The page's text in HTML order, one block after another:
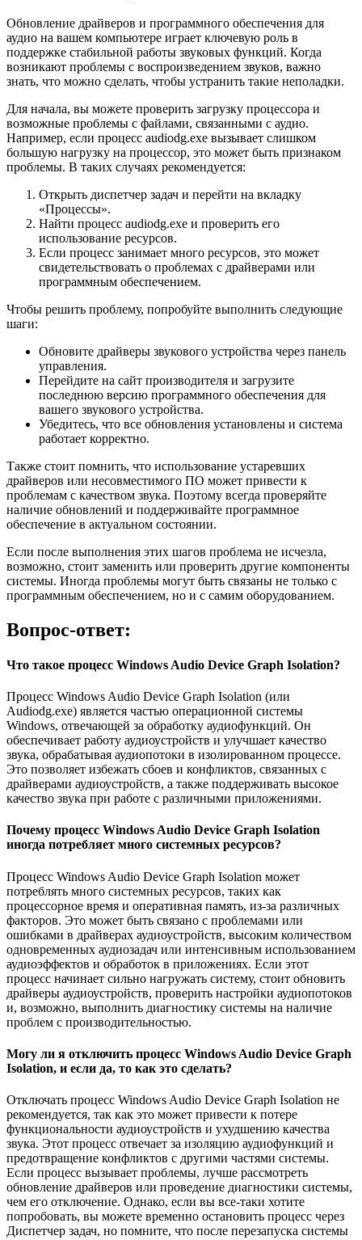
Обновление драйверов и программного обеспечения для
аудио на вашем компьютере играет ключевую роль в
поддержке стабильной работы звуковых функций. Когда
возникают проблемы с воспроизведением звуков, важно
знать, что можно сделать, чтобы устранить такие неполадки.
Для начала, вы можете проверить загрузку процессора и
возможные проблемы с файлами, связанными с аудио.
Например, если процесс audiodg.exe вызывает слишком
большую нагрузку на процессор, это может быть признаком
проблемы. В таких случаях рекомендуется:
Открыть диспетчер задач и перейти на вкладку
«Процессы».
Найти процесс audiodg.exe и проверить его
использование ресурсов.
Если процесс занимает много ресурсов, это может
свидетельствовать о проблемах с драйверами или
программным обеспечением.
Чтобы решить проблему, попробуйте выполнить следующие
шаги:
Обновите драйверы звукового устройства через панель
управления.
Перейдите на сайт производителя и загрузите
последнюю версию программного обеспечения для
вашего звукового устройства.
Убедитесь, что все обновления установлены и система
работает корректно.
Также стоит помнить, что использование устаревших
драйверов или несовместимого ПО может привести к
проблемам с качеством звука. Поэтому всегда проверяйте
наличие обновлений и поддерживайте программное
обеспечение в актуальном состоянии.
Если после выполнения этих шагов проблема не исчезла,
возможно, стоит заменить или проверить другие компоненты
системы. Иногда проблемы могут быть связаны не только с
программным обеспечением, но и с самим оборудованием.
Вопрос-ответ:
Что такое процесс Windows Audio Device Graph Isolation?
Процесс Windows Audio Device Graph Isolation (или
Audiodg.exe) является частью операционной системы
Windows, отвечающей за обработку аудиофункций. Он
обеспечивает работу аудиоустройств и улучшает качество
звука, обрабатывая аудиопотоки в изолированном процессе.
Это позволяет избежать сбоев и конфликтов, связанных с
драйверами аудиоустройств, а также поддерживать высокое
качество звука при работе с различными приложениями.
Почему процесс Windows Audio Device Graph Isolation
иногда потребляет много системных ресурсов?
Процесс Windows Audio Device Graph Isolation может
потреблять много системных ресурсов, таких как
процессорное время и оперативная память, из-за различных
факторов. Это может быть связано с проблемами или
ошибками в драйверах аудиоустройств, высоким количеством
одновременных аудиозадач или интенсивным использованием
аудиоэффектов и обработок в приложениях. Если этот
процесс начинает сильно нагружать систему, стоит обновить
драйверы аудиоустройств, проверить настройки аудиопотоков
и, возможно, выполнить диагностику системы на наличие
проблем с производительностью.
Могу ли я отключить процесс Windows Audio Device Graph
Isolation, и если да, то как это сделать?
Отключать процесс Windows Audio Device Graph Isolation не
рекомендуется, так как это может привести к потере
функциональности аудиоустройств и ухудшению качества
звука. Этот процесс отвечает за изоляцию аудиофункций и
предотвращение конфликтов с другими частями системы.
Если процесс вызывает проблемы, лучше рассмотреть
обновление драйверов или проведение диагностики системы,
чем его отключение. Однако, если вы все-таки хотите
попробовать, вы можете временно остановить процесс через
Диспетчер задач, но помните, что после перезапуска системы